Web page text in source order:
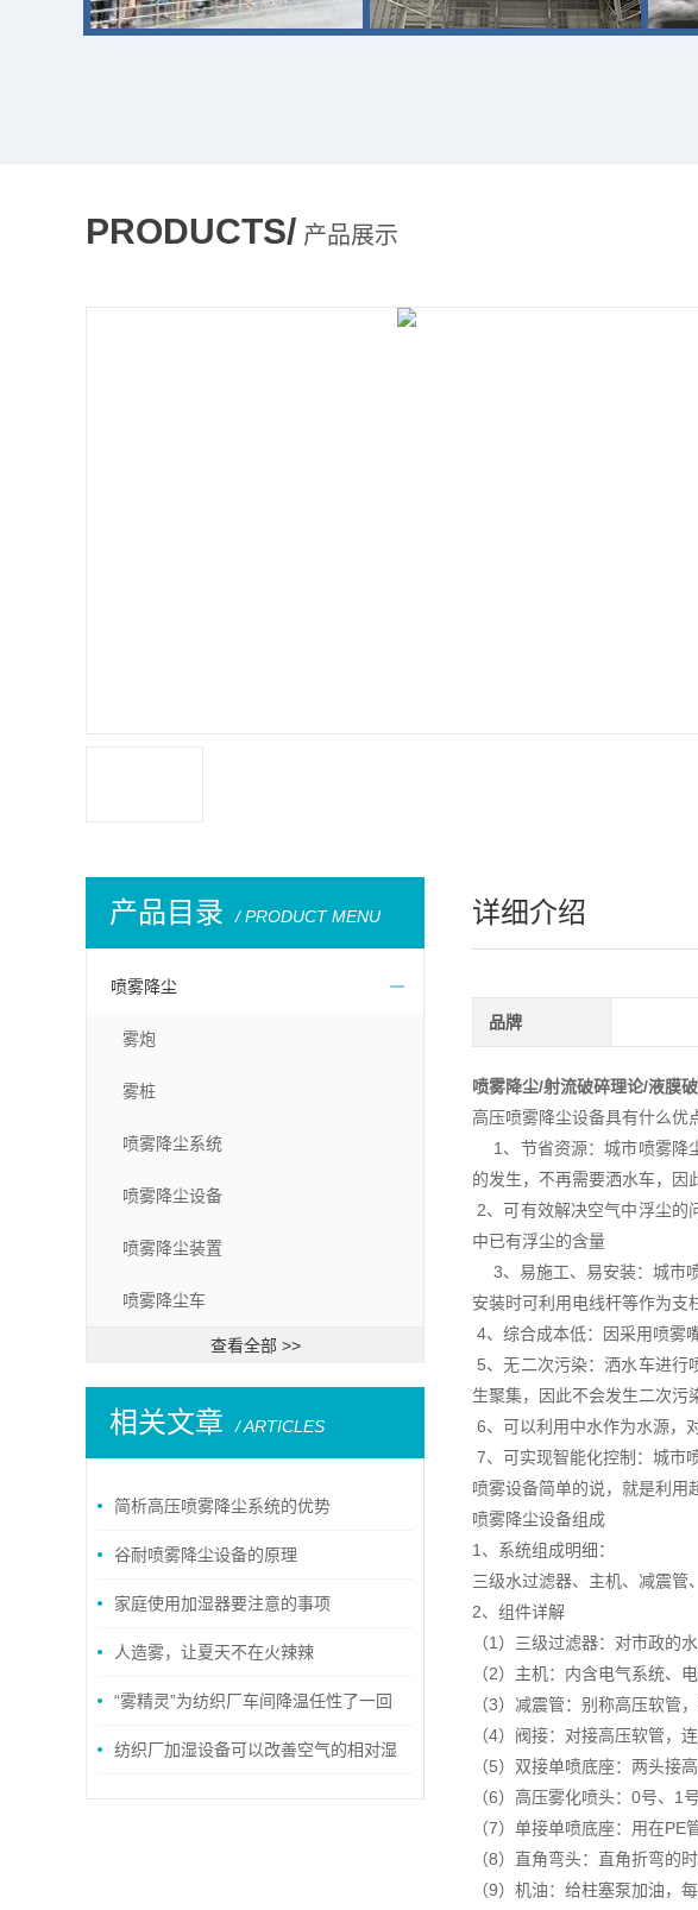
PRODUCTS/ 产品展示
产品目录 / PRODUCT MENU
喷雾降尘
雾炮
雾桩
喷雾降尘系统
喷雾降尘设备
喷雾降尘装置
喷雾降尘车
查看全部 >>
相关文章 / ARTICLES
简析高压喷雾降尘系统的优势
谷耐喷雾降尘设备的原理
家庭使用加湿器要注意的事项
人造雾，让夏天不在火辣辣
“雾精灵”为纺织厂车间降温任性了一回
纺织厂加湿设备可以改善空气的相对湿
详细介绍
品牌
喷雾降尘/射流破碎理论/液膜
高压喷雾降尘设备具有什么优
1、节省资源：城市喷雾降
的发生，不再需要洒水车，因
2、可有效解决空气中浮尘的
中已有浮尘的含量
3、易施工、易安装：城市
安装时可利用电线杆等作为支
4、综合成本低：因采用喷雾
5、无二次污染：洒水车进行
生聚集，因此不会发生二次污
6、可以利用中水作为水源，
7、可实现智能化控制：城市
喷雾设备简单的说，就是利用
喷雾降尘设备组成
1、系统组成明细：
三级水过滤器、主机、减震管
2、组件详解
（1）三级过滤器：对市政的
（2）主机：内含电气系统、
（3）减震管：别称高压软管
（4）阀接：对接高压软管，
（5）双接单喷底座：两头接
（6）高压雾化喷头：0号、1
（7）单接单喷底座：用在PE
（8）直角弯头：直角折弯的时
（9）机油：给柱塞泵加油，